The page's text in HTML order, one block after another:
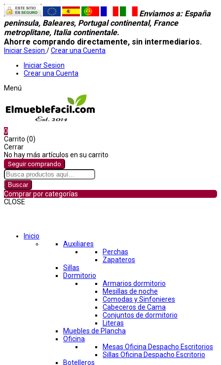
Enviamos a: España
peninsula, Baleares, Portugal continental, France
metroplitane, Italia continentale.
Ahorre comprando directamente, sin intermediarios.
Iniciar Sesion /Crear una Cuenta
Iniciar Sesion
Crear una Cuenta
Menú
0
Carrito (0)
Cerrar
No hay más artículos en su carrito
Seguir comprando
Buscar
Comprar por categorías
CLOSE
Inicio
Auxiliares
Perchas
Zapateros
Sillas
Dormitorio
Armarios dormitorio
Mesillas de noche
Comodas y Sinfonieres
Cabeceros de Cama
Conjuntos de dormitorio
Literas
Muebles de Plancha
Oficina
Mesas Oficina Despacho Escritorios
Sillas Oficina Despacho Escritorio
Botelleros